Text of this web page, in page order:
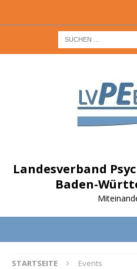
Landesverband
Baden-
STARTSEITE Events